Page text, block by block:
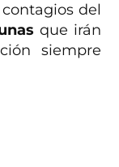
del
que irán
siempre